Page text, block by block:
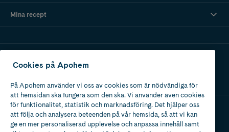
Mina recept
Apotek med tillstånd
av Läkemedelsverket
Cookies på Apohem
På Apohem använder vi oss av cookies som är nödvändiga för
att hemsidan ska fungera som den ska. Vi använder även cookies
för funktionalitet, statistik och marknadsföring. Det hjälper oss
att följa och analysera beteenden på vår hemsida, så att vi kan
ge en mer personaliserad upplevelse och anpassa innehåll samt